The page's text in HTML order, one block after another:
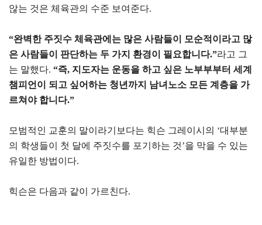
않는 것은 체육관의 수준 보여준다.
“완벽한 주짓수 체육관에는 많은 사람들이 모순적이라고 많
은 사람들이 판단하는 두 가지 환경이 필요합니다.”라고 그
는 말했다. “즉, 지도자는 운동을 하고 싶은 노부부부터 세계
챔피언이 되고 싶어하는 청년까지 남녀노소 모든 계층을 가
르쳐야 합니다.”
모범적인 교훈의 말이라기보다는 힉슨 그레이시의 ‘대부분
의 학생들이 첫 달에 주짓수를 포기하는 것’을 막을 수 있는
유일한 방법이다.
힉슨은 다음과 같이 가르친다.